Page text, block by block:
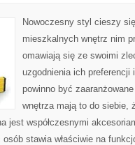
Nowoczesny styl cieszy
mieszkalnych wnętrz nim
omawiają się ze swoimi
uzgodnienia ich preferencji
powinno być
wnętrza mają to do siebie,
jest współczesnymi
stawia właściwie na